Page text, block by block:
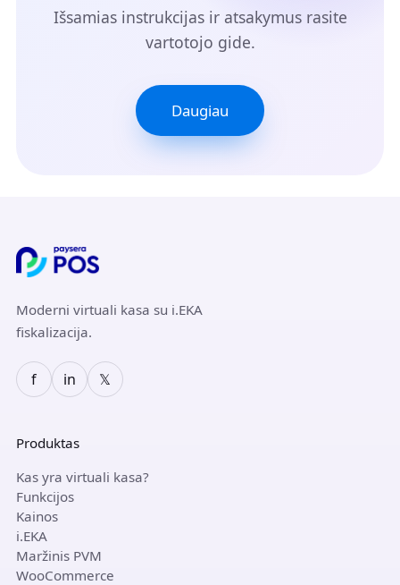
Išsamias instrukcijas ir atsakymus rasite
vartotojo gide.
Daugiau
Moderni virtuali kasa su i.EKA
fiskalizacija.
f in 𝕏
Produktas
Kas yra virtuali kasa?
Funkcijos
Kainos
i.EKA
Maržinis PVM
WooCommerce